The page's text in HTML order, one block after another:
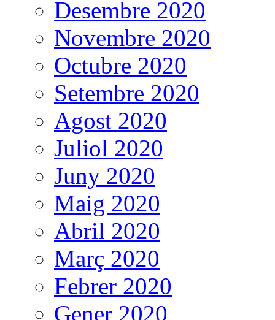
Desembre 2020
Novembre 2020
Octubre 2020
Setembre 2020
Agost 2020
Juliol 2020
Juny 2020
Maig 2020
Abril 2020
Març 2020
Febrer 2020
Gener 2020